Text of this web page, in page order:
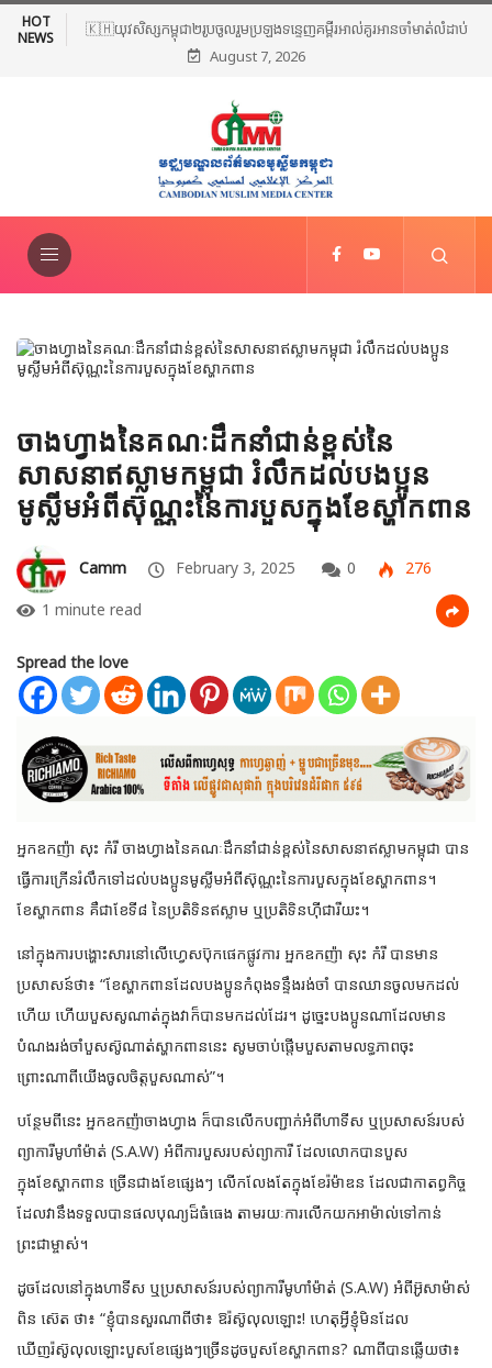
HOT
NEWS
🇰🇭យុវសិស្សកម្ពុជា២រូបចូលរួមប្រឡងទន្ទេញគម្ពីរអាល់គូរអានចាំមាត់លំដាប់
ពិភពលោក លើកទី៤៦ នៅទីក្រុងម៉ាក់កះ ប្រទេសអារ៉ាប៊ីសាអូឌីត
August 7, 2026
ចាងហ្វាងនៃគណៈដឹកនាំជាន់ខ្ពស់នៃ
សាសនាឥស្លាមកម្ពុជា រំលឹកដល់បងប្អូន
មូស្លីមអំពីស៊ុណ្ណះនៃការបួសក្នុងខែស្ហាកពាន
Camm February 3, 2025 0
276
1 minute read
Spread the love
អ្នកឧកញ៉ា សុះ កំរី ចាងហ្វាងនៃគណៈដឹកនាំជាន់ខ្ពស់នៃសាសនាឥស្លាមកម្ពុជា បាន
ធ្វើការក្រើនរំលឹកទៅដល់បងប្អូនមូស្លីមអំពីស៊ុណ្ណះនៃការបួសក្នុងខែស្ហាកពាន។
ខែស្ហាកពាន គឺជាខែទី៨ នៃប្រតិទិនឥស្លាម ឬប្រតិទិនហ៊ីជារីយះ។
នៅក្នុងការបង្ហោះសារនៅលើហ្វេសប៊ុកផេកផ្លូវការ អ្នកឧកញ៉ា សុះ កំរី បានមាន
ប្រសាសន៍ថា៖ “ខែស្ហាកពានដែលបងប្អូនកំពុងទន្ទឹងរង់ចាំ បានឈានចូលមកដល់
ហើយ ហើយបួសសូណាត់ក្នុងវាក៏បានមកដល់ដែរ។ ដូច្នេះបងប្អូនណាដែលមាន
បំណងរង់ចាំបួសស៊ូណាត់ស្ហាកពាននេះ សូមចាប់ផ្ដើមបួសតាមលទ្ធភាពចុះ
ព្រោះណាពីយើងចូលចិត្តបួសណាស់”។
បន្ថែមពីនេះ អ្នកឧកញ៉ាចាងហ្វាង ក៏បានលើកបញ្ជាក់អំពីហាទីស ឬប្រសាសន៍របស់
ព្យាការីមូហាំម៉ាត់ (S.A.W) អំពីការបួសរបស់ព្យាការី ដែលលោកបានបួស
ក្នុងខែស្ហាកពាន ច្រើនជាងខែផ្សេងៗ លើកលែងតែក្នុងខែរ៉ម៉ាឌន ដែលជាកាតព្វកិច្ច
ដែលវានឹងទទួលបានផលបុណ្យដ៏ធំធេង តាមរយៈការលើកយកអាម៉ាល់ទៅកាន់
ព្រះជាម្ចាស់។
ដូចដែលនៅក្នុងហាទីស ឬប្រសាសន៍របស់ព្យាការីមូហាំម៉ាត់ (S.A.W) អំពីអ៊ូសាម៉ាស់
ពិន ស៊េត ថា៖ “ខ្ញុំបានសួរណាពីថា៖ ឱរ៉ស៊ូលុលឡោះ! ហេតុអ្វីខ្ញុំមិនដែល
ឃើញរ៉ស៊ូលុលឡោះបួសខែផ្សេងៗច្រើនដូចបួសខែស្ហាកពាន? ណាពីបានឆ្លើយថា៖